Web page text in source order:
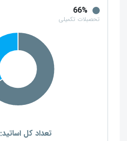
66%
تحصبلات تکمیلی
تعداد کل اساتید: 988